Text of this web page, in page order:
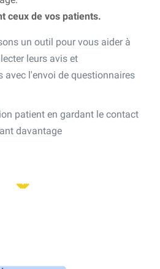
ceux de vos patients.
un outil pour vous aider à
leurs avis et
avec l'envoi de questionnaires
patient en gardant le contact
davantage